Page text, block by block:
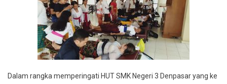
Dalam rangka memperingati HUT SMK Negeri 3 Denpasar yang ke